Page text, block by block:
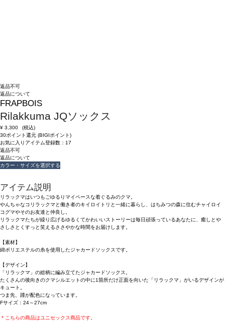
返品不可
返品について
FRAPBOIS
Rilakkuma JQソックス
¥ 3,300
(税込)
30ポイント還元 (BIGIポイント)
お気に入りアイテム登録数： 17
返品不可
返品について
カラー・サイズを選択する
アイテム説明
リラックマはいつもごゆるりマイペースな着ぐるみのクマ。
やんちゃなコリラックマと働き者のキイロイトリと一緒に暮らし、はちみつの森に住むチャイロイ
コグマやそのお友達と仲良し。
リラックマたちが繰り広げるゆるくてかわいいストーリーは毎日頑張っているあなたに、癒しとや
さしさとくすっと笑えるささやかな時間をお届けします。
【素材】
綿ポリエステルの糸を使用したジャカードソックスです。
【デザイン】
「リラックマ」の総柄に編み立てたジャカードソックス。
たくさんの後向きのクマシルエットの中に1箇所だけ正面を向いた「リラックマ」がいるデザインが
キュート。
つま先、踵が配色になっています。
Fサイズ：24～27cm
＊こちらの商品はユニセックス商品です。